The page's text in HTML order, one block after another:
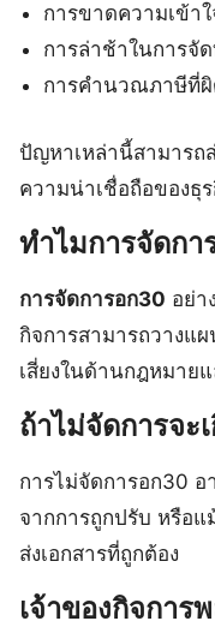
การขาดความเข้า
การล่าช้าในการจั
การคำนวณภาษีที่
ปัญหาเหล่านี้สามารถ
ความน่าเชื่อถือของธุ
ทำไมการจัดก
การจัดการอก30 อย่า
กิจการสามารถวางแ
เสี่ยงในด้านกฎหมาย
ถ้าไม่จัดการจะ
การไม่จัดการอก30 อ
จากการถูกปรับ หรือแ
ส่งเอกสารที่ถูกต้อง
เจ้าของกิจการ